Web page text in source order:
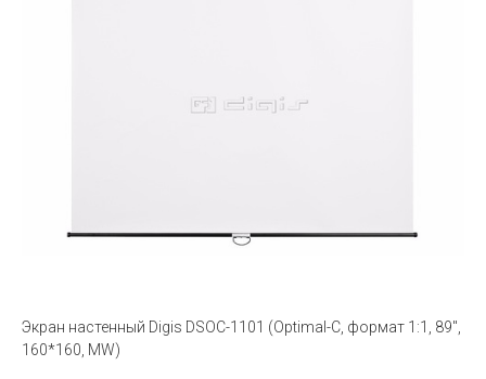
Экран настенный Digis DSOC-1101 (Optimal-C, формат 1:1, 89",
160*160, MW)